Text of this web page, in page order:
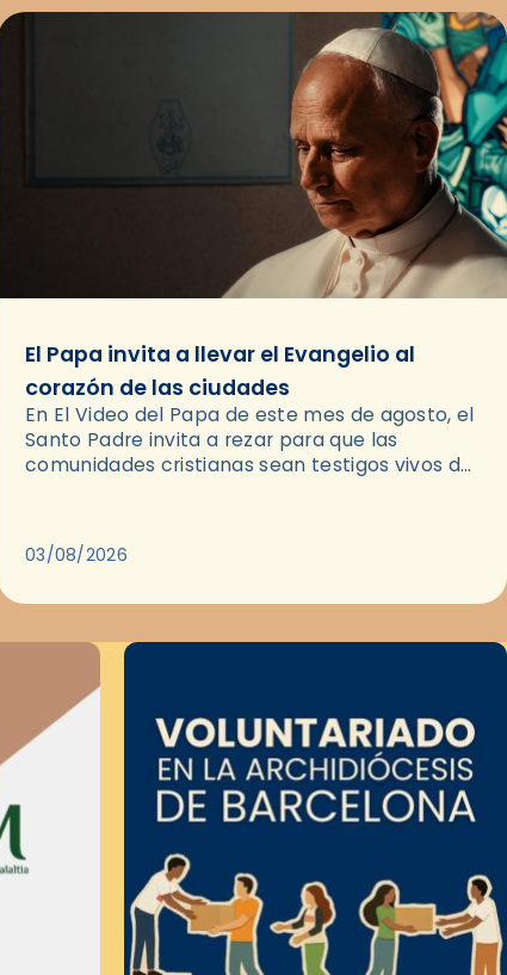
El Papa invita a llevar el Evangelio al
corazón de las ciudades
En El Video del Papa de este mes de agosto, el
Santo Padre invita a rezar para que las
comunidades cristianas sean testigos vivos del
03/08/2026